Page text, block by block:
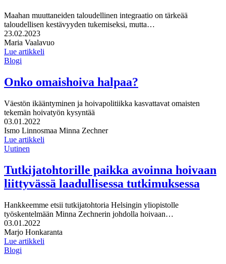
Maahan muuttaneiden taloudellinen integraatio on tärkeää
taloudellisen kestävyyden tukemiseksi, mutta…
Julkaistu:
23.02.2023
Kirjoittajat:
Maria Vaalavuo
Lue artikkeli
Blogi
Onko omaishoiva halpaa?
Väestön ikääntyminen ja hoivapolitiikka kasvattavat omaisten
tekemän hoivatyön kysyntää
Julkaistu:
03.01.2022
Kirjoittajat:
Ismo Linnosmaa Minna Zechner
Lue artikkeli
Uutinen
Tutkijatohtorille paikka avoinna hoivaan
liittyvässä laadullisessa tutkimuksessa
Hankkeemme etsii tutkijatohtoria Helsingin yliopistolle
työskentelmään Minna Zechnerin johdolla hoivaan…
Julkaistu:
03.01.2022
Kirjoittajat:
Marjo Honkaranta
Lue artikkeli
Blogi